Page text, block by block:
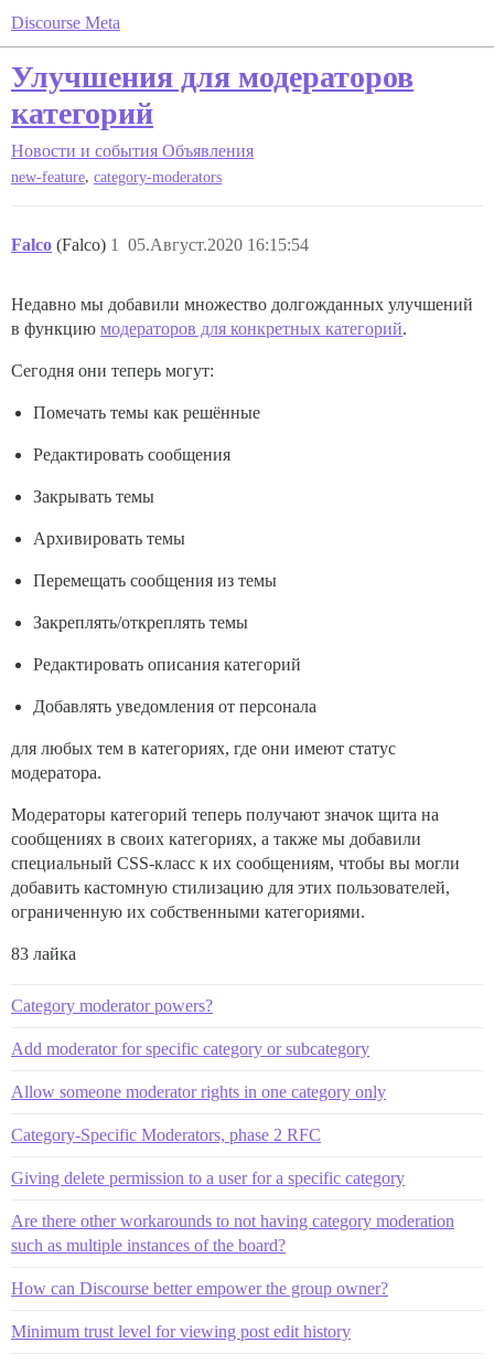
Discourse Meta
Улучшения для модераторов
категорий
Новости и события Объявления
new-feature, category-moderators
Falco (Falco) 05.Август.2020 16:15:54
1
Недавно мы добавили множество долгожданных улучшений
в функцию модераторов для конкретных категорий.
Сегодня они теперь могут:
Помечать темы как решённые
Редактировать сообщения
Закрывать темы
Архивировать темы
Перемещать сообщения из темы
Закреплять/откреплять темы
Редактировать описания категорий
Добавлять уведомления от персонала
для любых тем в категориях, где они имеют статус
модератора.
Модераторы категорий теперь получают значок щита на
сообщениях в своих категориях, а также мы добавили
специальный CSS-класс к их сообщениям, чтобы вы могли
добавить кастомную стилизацию для этих пользователей,
ограниченную их собственными категориями.
83 лайка
Category moderator powers?
Add moderator for specific category or subcategory
Allow someone moderator rights in one category only
Category-Specific Moderators, phase 2 RFC
Giving delete permission to a user for a specific category
Are there other workarounds to not having category moderation
such as multiple instances of the board?
How can Discourse better empower the group owner?
Minimum trust level for viewing post edit history